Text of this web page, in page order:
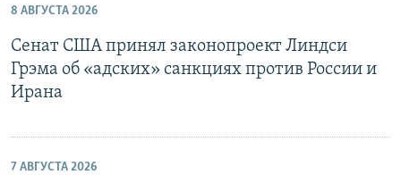
8 АВГУСТА 2026
Сенат США принял законопроект Линдси
Грэма об «адских» санкциях против России и
Ирана
7 АВГУСТА 2026